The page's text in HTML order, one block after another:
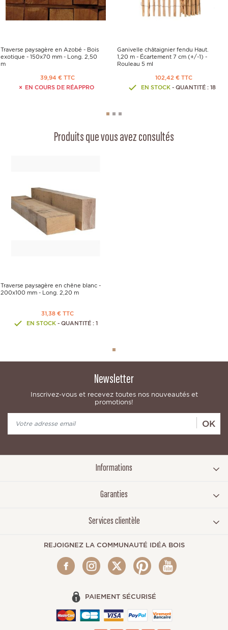
Traverse paysagère en Azobé - Bois
exotique - 150x70 mm - Long. 2,50
m
39,94 € TTC
EN COURS DE RÉAPPRO
Ganivelle châtaignier fendu Haut.
1,20 m - Écartement 7 cm (+/-1) -
Rouleau 5 ml
102,42 € TTC
EN STOCK - QUANTITÉ : 18
Produits que vous avez consultés
Traverse paysagère en chêne blanc -
200x100 mm - Long. 2,20 m
31,38 € TTC
EN STOCK- QUANTITÉ : 1
Newsletter
Inscrivez-vous et recevez toutes nos nouveautés et
promotions!
OK
Informations
Garanties
Services clientèle
REJOIGNEZ LA COMMUNAUTÉ IDÉA BOIS
PAIEMENT SÉCURISÉ